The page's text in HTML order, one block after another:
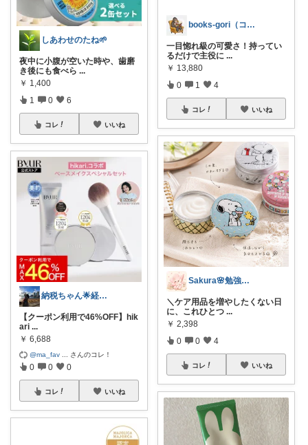
しあわせのたね🌱
夜中に小腹が空いた時や、歯磨
き後にも食べら ...
￥ 1,400
1 0 6
コレ いいね
納税ちゃん🌟経由購入★
【クーポン利用で46%OFF】hik
ari ...
￥ 6,688
@ma_fav さんのコレ！
0 0 0
コレ いいね
books-gori（コミック・本など）
一目惚れ級の可愛さ！持ってい
るだけで主役に ...
￥ 13,880
0 1 4
コレ いいね
Sakura🌸勉強と暮らし愛用品
＼ケア用品を増やしたくない日
に、これひとつ ...
￥ 2,398
0 0 4
コレ いいね